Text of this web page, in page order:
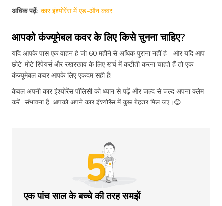
अधिक पढ़ें: कार इंश्योरेंस में एड-ऑन कवर
आपको कंज्यूमेबल कवर के लिए किसे चुनना चाहिए?
यदि आपके पास एक वाहन है जो 60 महीने से अधिक पुराना नहीं है - और यदि आप
छोटे-मोटे रिपेयर्स और रखरखाव के लिए खर्च में कटौती करना चाहते हैं तो एक
कंज्यूमेबल कवर आपके लिए एकदम सही है!
केवल अपनी कार इंश्योरेंस पॉलिसी को ध्यान से पढ़ें और जल्द से जल्द अपना क्लेम
करें- संभावना है, आपको अपने कार इंश्योरेंस में कुछ बेहतर मिल जए।😊
एक पांच साल के बच्चे की तरह समझें